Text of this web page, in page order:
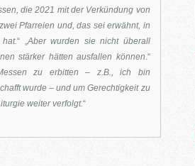
die 2021 mit der Verkündung von
Pfarreien und, das sei erwähnt, in
“ „Aber wurden sie nicht überall
stärker hätten ausfallen können.“
zu erbitten – z.B., ich bin
wurde – und um Gerechtigkeit zu
weiter verfolgt.“